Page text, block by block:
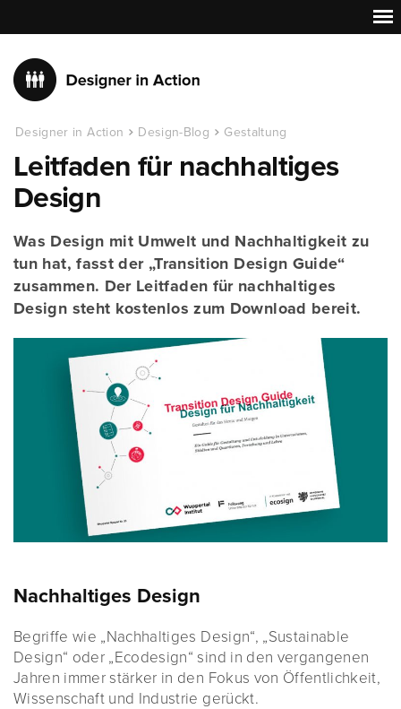
Designer in Action Design-Blog Gestaltung
Leitfaden für nachhaltiges
Design
Was Design mit Umwelt und Nachhaltigkeit zu
tun hat, fasst der „Transition Design Guide“
zusammen. Der Leitfaden für nachhaltiges
Design steht kostenlos zum Download bereit.
Nachhaltiges Design
Begriffe wie „Nachhaltiges Design“, „Sustainable
Design“ oder „Ecodesign“ sind in den vergangenen
Jahren immer stärker in den Fokus von Öffentlichkeit,
Wissenschaft und Industrie gerückt.